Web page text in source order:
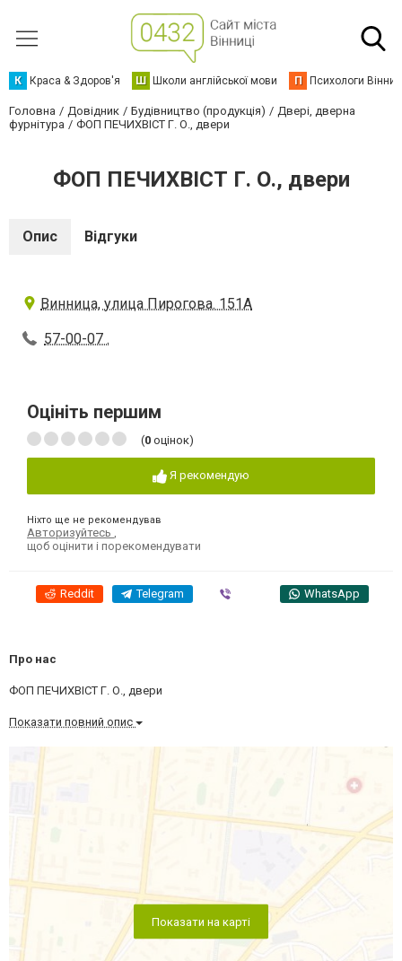
К Краса & Здоров'я Ш Школи англійської мови П Психологи
Головна Довідник Будівництво (продукція)
Двері, дверна
фурнітура
ФОП ПЕЧИХВІСТ Г. О., двери
ФОП ПЕЧИХВІСТ Г. О., двери
Опис Відгуки
Винница, улица Пирогова. 151А
57-00-07 .
Оцініть першим
(0 оцінок)
Я рекомендую
Ніхто ще не рекомендував
Авторизуйтесь
щоб оцінити і порекомендувати
Reddit Telegram WhatsApp
Про нас
ФОП ПЕЧИХВІСТ Г. О., двери
Показати повний опис
Показати на карті